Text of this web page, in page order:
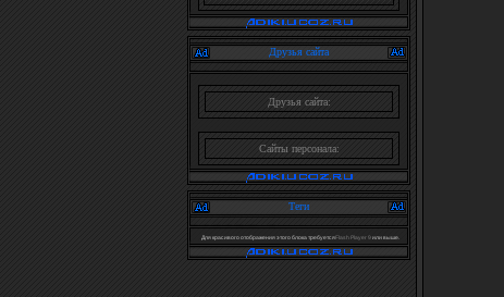
Друзья сайта
Друзья сайта:
Сайты персонала:
Теги
Для красивого отображения этого блока требуетсяFlash Player 9или выше.